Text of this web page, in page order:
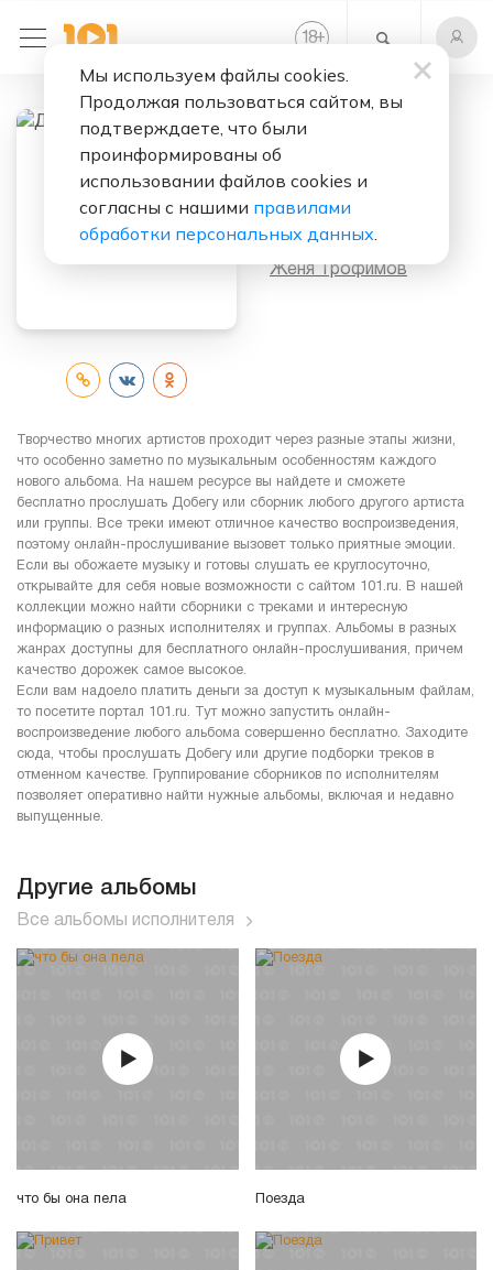
18+
Слушать бесплатно
Исполнитель:
Женя Трофимов
Творчество многих артистов проходит через разные этапы жизни,
что особенно заметно по музыкальным особенностям каждого
нового альбома. На нашем ресурсе вы найдете и сможете
бесплатно прослушать Добегу или сборник любого другого артиста
или группы. Все треки имеют отличное качество воспроизведения,
поэтому онлайн-прослушивание вызовет только приятные эмоции.
Если вы обожаете музыку и готовы слушать ее круглосуточно,
открывайте для себя новые возможности с сайтом 101.ru. В нашей
коллекции можно найти сборники с треками и интересную
информацию о разных исполнителях и группах. Альбомы в разных
жанрах доступны для бесплатного онлайн-прослушивания, причем
качество дорожек самое высокое.
Если вам надоело платить деньги за доступ к музыкальным файлам,
то посетите портал 101.ru. Тут можно запустить онлайн-
воспроизведение любого альбома совершенно бесплатно. Заходите
сюда, чтобы прослушать Добегу или другие подборки треков в
отменном качестве. Группирование сборников по исполнителям
позволяет оперативно найти нужные альбомы, включая и недавно
выпущенные.
Другие альбомы
Все альбомы исполнителя
что бы она пела Поезда
Мы используем файлы cookies.
Продолжая пользоваться сайтом, вы
подтверждаете, что были
проинформированы об
использовании файлов cookies и
согласны с нашими правилами
обработки персональных данных.